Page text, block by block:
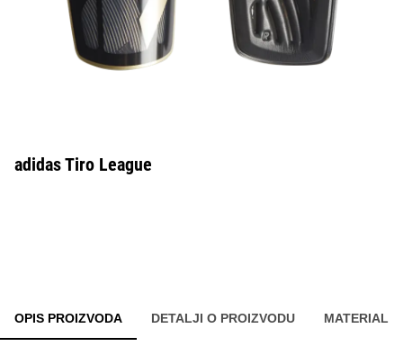
adidas Tiro League
OPIS PROIZVODA DETALJI O PROIZVODU MATERIAL